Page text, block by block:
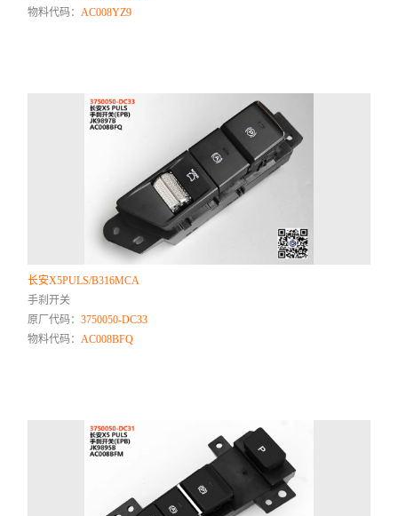
物料代码： AC008YZ9
长安X5PULS/B316MCA
手刹开关
原厂代码：3750050-DC33
物料代码： AC008BFQ